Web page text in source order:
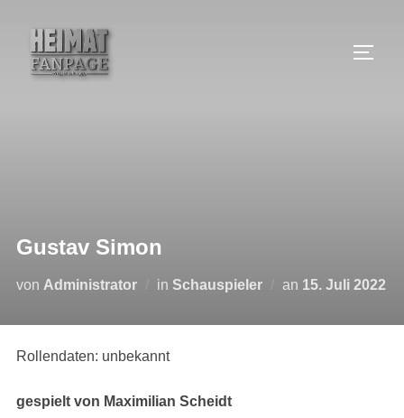
springen
Gustav Simon
von Administrator in Schauspieler an Veröffentlicht
15. Juli 2022
Rollendaten: unbekannt
gespielt von Maximilian Scheidt